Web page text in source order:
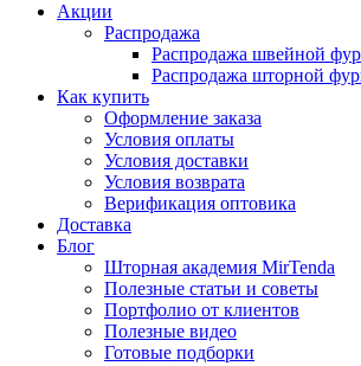
Акции
Распродажа
Распродажа швейной
Распродажа шторной
Как купить
Оформление заказа
Условия оплаты
Условия доставки
Условия возврата
Верификация оптовика
Доставка
Блог
Шторная академия MirTenda
Полезные статьи и советы
Портфолио от клиентов
Полезные видео
Готовые подборки